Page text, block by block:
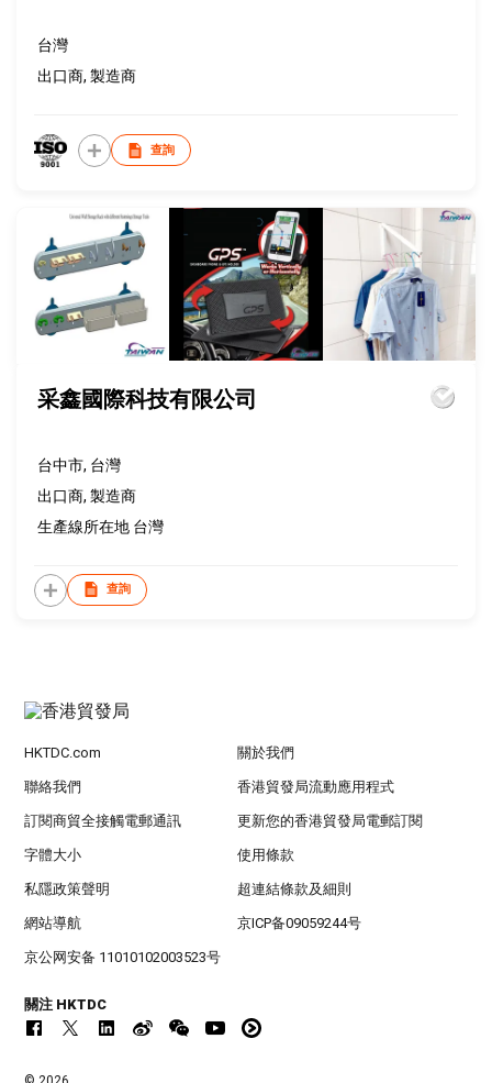
台灣
出口商, 製造商
查詢
采鑫國際科技有限公司
台中市, 台灣
出口商, 製造商
生產線所在地 台灣
查詢
HKTDC.com 關於我們
聯絡我們 香港貿發局流動應用程式
訂閱商貿全接觸電郵通訊 更新您的香港貿發局電郵訂閱
字體大小 使用條款
私隱政策聲明 超連結條款及細則
網站導航 京ICP备09059244号
京公网安备 11010102003523号
關注 HKTDC